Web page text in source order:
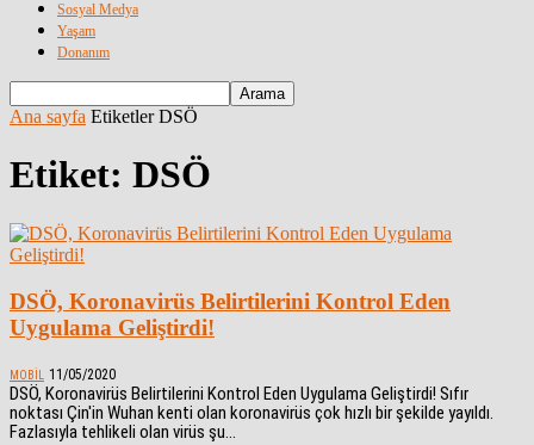
Sosyal Medya
Yaşam
Donanım
Ana sayfa Etiketler DSÖ
Etiket: DSÖ
DSÖ, Koronavirüs Belirtilerini Kontrol Eden
Uygulama Geliştirdi!
MOBIL 11/05/2020
DSÖ, Koronavirüs Belirtilerini Kontrol Eden Uygulama Geliştirdi! Sıfır
noktası Çin'in Wuhan kenti olan koronavirüs çok hızlı bir şekilde yayıldı.
Fazlasıyla tehlikeli olan virüs şu...